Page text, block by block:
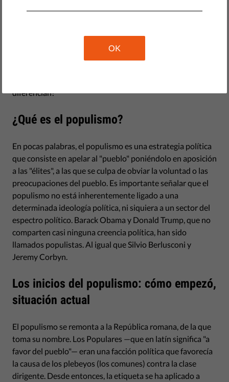
gobiernos que han sido calificados de populistas, mientras
diferencian?
¿Qué es el populismo?
En pocas palabras, el populismo es una estrategia política
que consiste en apelar al "pueblo" poniéndolo en aposición
a las "élites", a las que se culpa de obviar la voluntad o las
preocupaciones del pueblo. Es importante señalar que el
populismo no está inherentemente ligado a una
determinada ideología política, ni siquiera a un sector del
espectro político. Barack Obama y Donald Trump, que no
comparten casi ninguna creencia política, han sido
llamados populistas. Al igual que Silvio Berlusconi y
Jeremy Corbyn.
Los inicios del populismo: cómo empezó,
situación actual
El populismo se remonta a la República romana, de la que
toma su nombre. Los Populares —que en latín significa "a
favor del pueblo"— eran una facción política que favorecía
la causa de los plebeyos (los comunes) contra la clase
dirigente. Desde entonces, la etiqueta se ha aplicado a
OK